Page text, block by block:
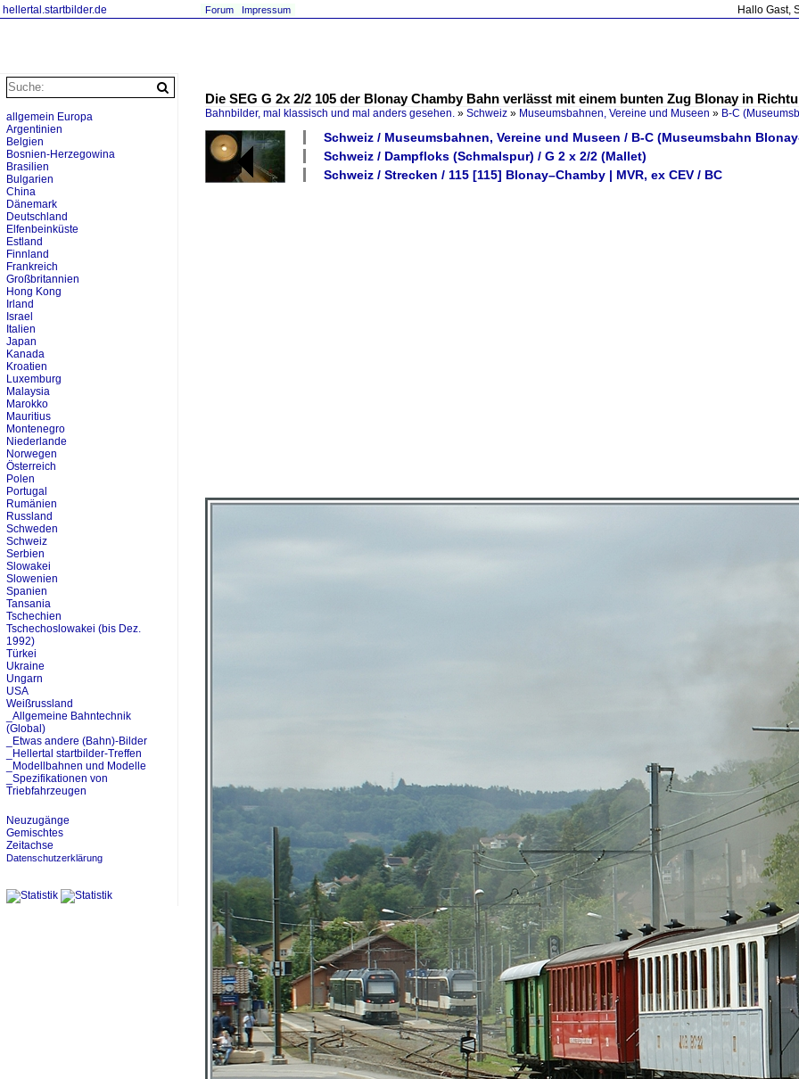
hellertal.startbilder.de Hallo Gast,
Forum Impressum
Die SEG G 2x 2/2 105 der Blonay Chamby Bahn verlässt mit einem bunten Zug Blonay in
Bahnbilder, mal klassisch und mal anders gesehen. » Schweiz » Museumsbahnen, Vereine und Museen » B-C
Schweiz / Museumsbahnen, Vereine und Museen / B-C (Museumsbahn
Schweiz / Dampfloks (Schmalspur) / G 2 x 2/2 (Mallet)
Schweiz / Strecken / 115 [115] Blonay–Chamby | MVR, ex CEV / BC
allgemein Europa
Argentinien
Belgien
Bosnien-Herzegowina
Brasilien
Bulgarien
China
Dänemark
Deutschland
Elfenbeinküste
Estland
Finnland
Frankreich
Großbritannien
Hong Kong
Irland
Israel
Italien
Japan
Kanada
Kroatien
Luxemburg
Malaysia
Marokko
Mauritius
Montenegro
Niederlande
Norwegen
Österreich
Polen
Portugal
Rumänien
Russland
Schweden
Schweiz
Serbien
Slowakei
Slowenien
Spanien
Tansania
Tschechien
Tschechoslowakei (bis Dez.
1992)
Türkei
Ukraine
Ungarn
USA
Weißrussland
_Allgemeine Bahntechnik
(Global)
_Etwas andere (Bahn)-Bilder
_Hellertal startbilder-Treffen
_Modellbahnen und Modelle
_Spezifikationen von
Triebfahrzeugen
Neuzugänge
Gemischtes
Zeitachse
Datenschutzerklärung